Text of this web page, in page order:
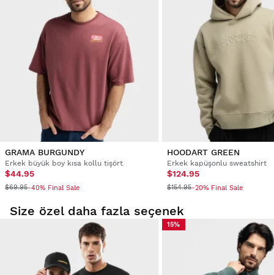
Kullanıcı hesabınızdan, siparişinizdeki bir ürünü kolay ve
hızlı bir şekilde iade edebilirsiniz.
Geri ödemenizi orijinal ödeme
yönteminize yapın.
Başlangıç fiyatı $9.95
GRAMA BURGUNDY
Erkek büyük boy kısa kollu tişört
$44.95
$69.95-40% Final Sale
HOODART GREEN
Erkek kapüşonlu sweatshirt
$124.95
$154.95-20% Final Sale
Size özel daha fazla seçenek
15%